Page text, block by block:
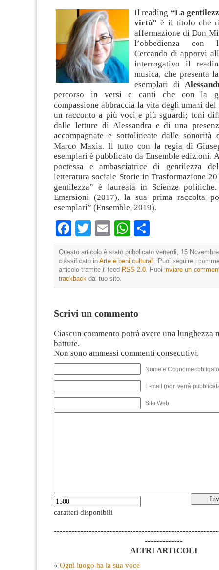
Il reading “La
virtù” è il titolo che
affermazione di Don
l’obbedienza con
Cercando di apporvi
interrogativo il
musica, che presenta
esemplari di
percorso in versi e canti che con la
compassione abbraccia la vita degli umani
un racconto a più voci e più sguardi; toni
dalle letture di Alessandra e di una
accompagnate e sottolineate dalle sonorità
Marco Maxia. Il tutto con la regia di
esemplari è pubblicato da Ensemble edizioni.
poetessa e ambasciatrice di gentilezza
letteratura sociale Storie in Trasformazione
gentilezza” è laureata in Scienze
Emersioni (2017), la sua prima raccolta
esemplari” (Ensemble, 2019).
Facebook
TwitterEmailWhatsApp
Questo articolo è stato pubblicato venerdì, 15
classificato in Arte e beni culturali . Puoi seguire i
articolo tramite il feed RSS 2.0 . Puoi inviare un
trackback dal tuo sito.
Scrivi un commento
Ciascun commento potrà avere una lunghezza
battute.
Non sono ammessi commenti consecutivi.
Nome e
E-mail (non verrà
Sito Web
caratteri disponibili
-------------
ALTRI ARTICOLI
« Ogni luogo ha la sua voce